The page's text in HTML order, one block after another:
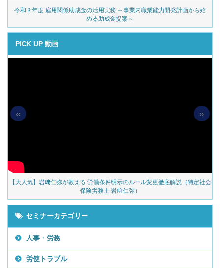
令和８年度 雇用関係助成金の活用実務 ～事業内職業能力開発計画から始
める助成金提案～
PICK UP 動画
【大人気】岩﨑仁弥が教える 労働条件明示のルール変更徹底解説（特定社会
保険労務士 岩﨑仁弥）
« »
セミナーカテゴリー
人事・労務
労使トラブル